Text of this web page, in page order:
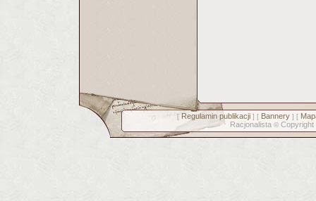
[ Regulamin publikacji] [ Bannery] [
Racjonalista © Copyright